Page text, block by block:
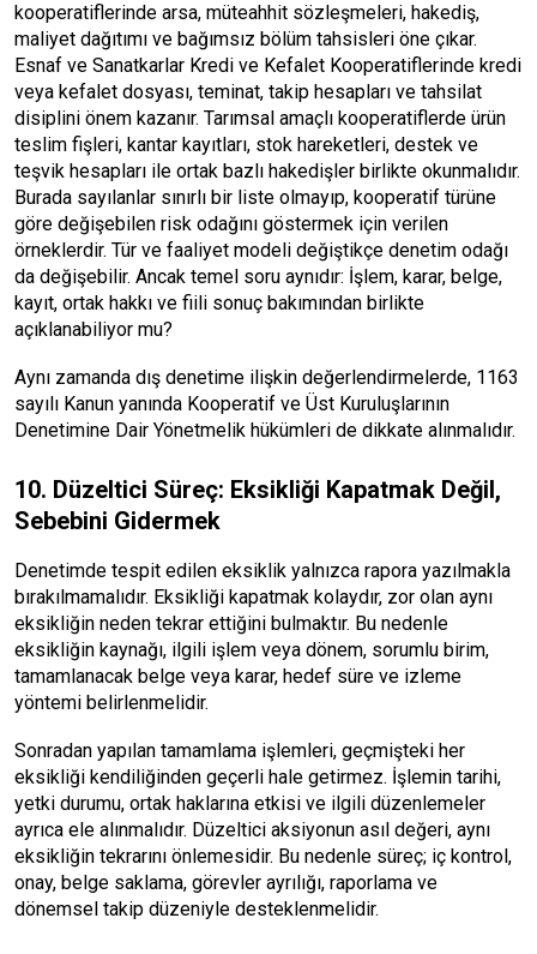
kooperatiflerinde arsa, müteahhit sözleşmeleri, hakediş,
maliyet dağıtımı ve bağımsız bölüm tahsisleri öne çıkar.
Esnaf ve Sanatkarlar Kredi ve Kefalet Kooperatiflerinde kredi
veya kefalet dosyası, teminat, takip hesapları ve tahsilat
disiplini önem kazanır. Tarımsal amaçlı kooperatiflerde ürün
teslim fişleri, kantar kayıtları, stok hareketleri, destek ve
teşvik hesapları ile ortak bazlı hakedişler birlikte okunmalıdır.
Burada sayılanlar sınırlı bir liste olmayıp, kooperatif türüne
göre değişebilen risk odağını göstermek için verilen
örneklerdir. Tür ve faaliyet modeli değiştikçe denetim odağı
da değişebilir. Ancak temel soru aynıdır: İşlem, karar, belge,
kayıt, ortak hakkı ve fiili sonuç bakımından birlikte
açıklanabiliyor mu?
Aynı zamanda dış denetime ilişkin değerlendirmelerde, 1163
sayılı Kanun yanında Kooperatif ve Üst Kuruluşlarının
Denetimine Dair Yönetmelik hükümleri de dikkate alınmalıdır.
10. Düzeltici Süreç: Eksikliği Kapatmak Değil,
Sebebini Gidermek
Denetimde tespit edilen eksiklik yalnızca rapora yazılmakla
bırakılmamalıdır. Eksikliği kapatmak kolaydır, zor olan aynı
eksikliğin neden tekrar ettiğini bulmaktır. Bu nedenle
eksikliğin kaynağı, ilgili işlem veya dönem, sorumlu birim,
tamamlanacak belge veya karar, hedef süre ve izleme
yöntemi belirlenmelidir.
Sonradan yapılan tamamlama işlemleri, geçmişteki her
eksikliği kendiliğinden geçerli hale getirmez. İşlemin tarihi,
yetki durumu, ortak haklarına etkisi ve ilgili düzenlemeler
ayrıca ele alınmalıdır. Düzeltici aksiyonun asıl değeri, aynı
eksikliğin tekrarını önlemesidir. Bu nedenle süreç; iç kontrol,
onay, belge saklama, görevler ayrılığı, raporlama ve
dönemsel takip düzeniyle desteklenmelidir.